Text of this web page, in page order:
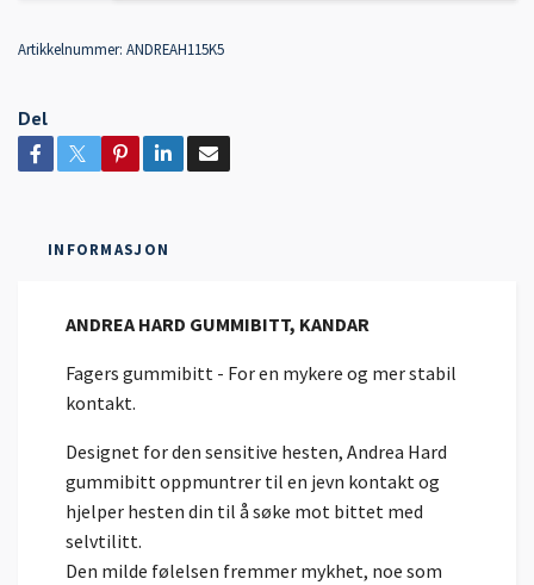
Artikkelnummer: ANDREAH115K5
Del
INFORMASJON
ANDREA HARD GUMMIBITT, KANDAR
Fagers gummibitt - For en mykere og mer stabil
kontakt.
Designet for den sensitive hesten, Andrea Hard
gummibitt oppmuntrer til en jevn kontakt og
hjelper hesten din til å søke mot bittet med
selvtilitt.
Den milde følelsen fremmer mykhet, noe som